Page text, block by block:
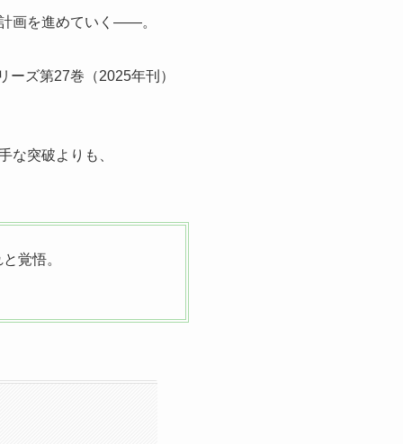
画を進めていく——。
ーズ第27巻（2025年刊）
な突破よりも、
覚悟。